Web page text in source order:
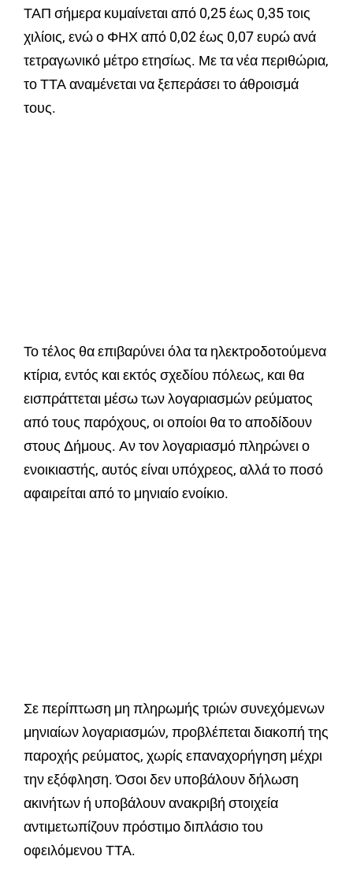
ΤΑΠ σήμερα κυμαίνεται από 0,25 έως 0,35 τοις
χιλίοις, ενώ ο ΦΗΧ από 0,02 έως 0,07 ευρώ ανά
τετραγωνικό μέτρο ετησίως. Με τα νέα περιθώρια,
το ΤΤΑ αναμένεται να ξεπεράσει το άθροισμά
τους.
Το τέλος θα επιβαρύνει όλα τα ηλεκτροδοτούμενα
κτίρια, εντός και εκτός σχεδίου πόλεως, και θα
εισπράττεται μέσω των λογαριασμών ρεύματος
από τους παρόχους, οι οποίοι θα το αποδίδουν
στους Δήμους. Αν τον λογαριασμό πληρώνει ο
ενοικιαστής, αυτός είναι υπόχρεος, αλλά το ποσό
αφαιρείται από το μηνιαίο ενοίκιο.
Σε περίπτωση μη πληρωμής τριών συνεχόμενων
μηνιαίων λογαριασμών, προβλέπεται διακοπή της
παροχής ρεύματος, χωρίς επαναχορήγηση μέχρι
την εξόφληση. Όσοι δεν υποβάλουν δήλωση
ακινήτων ή υποβάλουν ανακριβή στοιχεία
αντιμετωπίζουν πρόστιμο διπλάσιο του
οφειλόμενου ΤΤΑ.